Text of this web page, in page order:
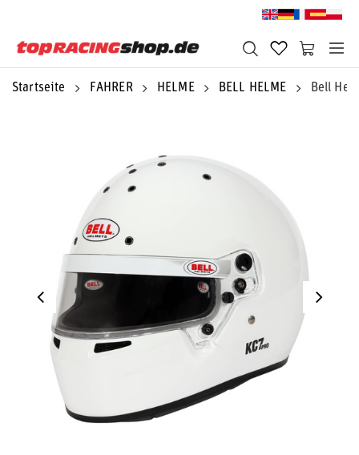
Startseite FAHRER HELME BELL HELME Bell